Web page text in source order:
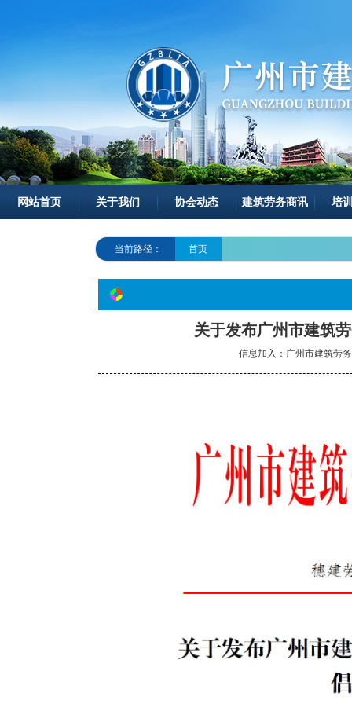
网站首页 关于我们 协会动态 建筑劳务商讯 培
当前路径： 首页
关于发布广州市建筑
信息加入：广州市建筑劳